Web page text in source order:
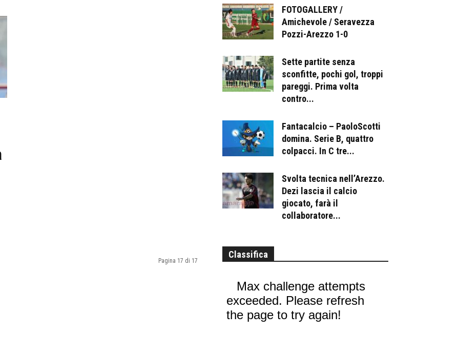
Pagina 17 di 17
FOTOGALLERY /
Amichevole / Seravezza
Pozzi-Arezzo 1-0
Sette partite senza
sconfitte, pochi gol, troppi
pareggi. Prima volta
contro...
Fantacalcio – PaoloScotti
domina. Serie B, quattro
colpacci. In C tre...
Svolta tecnica nell’Arezzo.
Dezi lascia il calcio
giocato, farà il
collaboratore...
Classifica